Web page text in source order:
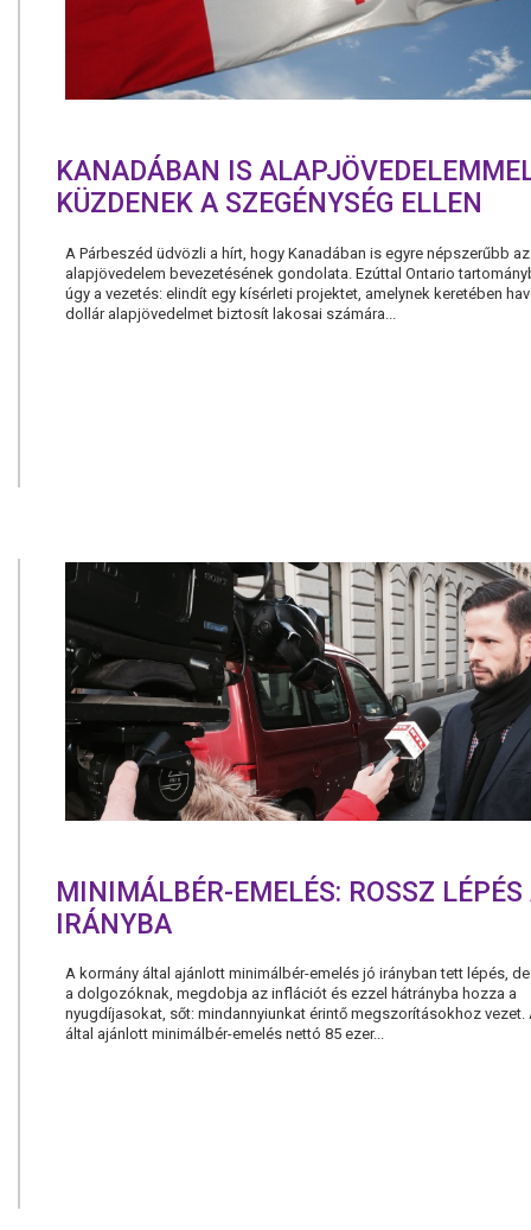
KANADÁBAN IS
KÜZDENEK A SZEGÉNYSÉG ELLEN
A Párbeszéd üdvözli a hírt, hogy Kanadában is egyre népszerűbb az
alapjövedelem bevezetésének gondolata. Ezúttal Ontario
úgy a vezetés: elindít egy kísérleti projektet, amelynek keretében
dollár alapjövedelmet biztosít lakosai számára...
MINIMÁLBÉR-EMELÉS: ROSSZ
IRÁNYBA
A kormány által ajánlott minimálbér-emelés jó irányban tett lépés,
a dolgozóknak, megdobja az inflációt és ezzel hátrányba hozza a
nyugdíjasokat, sőt: mindannyiunkat érintő megszorításokhoz vezet.
által ajánlott minimálbér-emelés nettó 85 ezer...